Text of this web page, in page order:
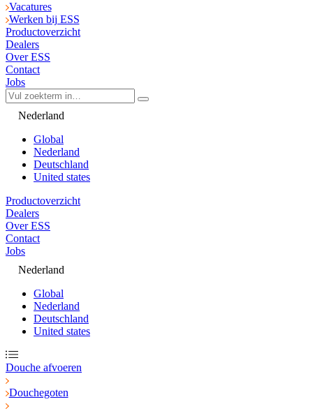
Vacatures
Werken bij ESS
Productoverzicht
Dealers
Over ESS
Contact
Jobs
Nederland
Global
Nederland
Deutschland
United states
Productoverzicht
Dealers
Over ESS
Contact
Jobs
Nederland
Global
Nederland
Deutschland
United states
Douche afvoeren
Douchegoten